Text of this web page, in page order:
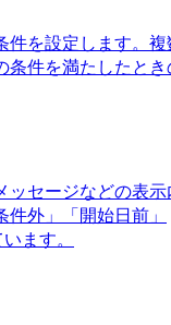
件を設定します。複
条件を満たしたとき
ッセージなどの表示
外」「開始日前」
ます。